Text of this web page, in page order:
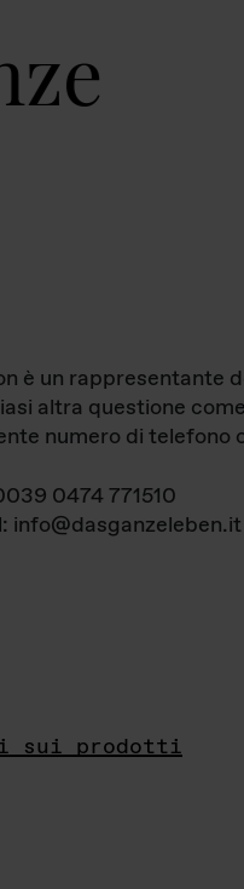
anz
è un rappresentante
altra questione
numero di telefono
0474 771510
info@dasganzeleben.it
sui prodotti